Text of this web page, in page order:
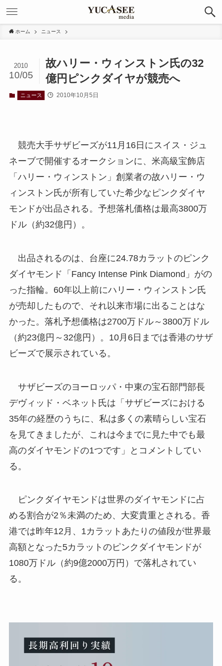
ホーム ニュース
故ハリー・ウィンストン氏の32
億円ピンクダイヤが競売へ
2010
10/05
ニュース 2010年10月5日
競売大手サザビーズが11月16日にスイス・ジュ
ネーブで開催するオークションに、米高級宝飾店
「ハリー・ウィンストン」創業者の故ハリー・ウ
ィンストン氏が所有していた希少なピンクダイヤ
モンドが出品される。予想落札価格は最高3800万
ドル（約32億円）。
出品されるのは、台座に24.78カラットのピンク
ダイヤモンド「Fancy Intense Pink Diamond」がの
った指輪。60年以上前にハリー・ウィンストン氏
が売却したもので、それ以来市場に出ることはな
かった。落札予想価格は2700万ドル～3800万ドル
（約23億円～32億円）。10月6日までは香港のサザ
ビーズで展示されている。
サザビーズのヨーロッパ・中東の宝石部門部長
デヴィッド・ベネット氏は「サザビーズにおける
35年の経歴のうちに、私は多くの素晴らしい宝石
を見てきましたが、これは今までに見た中でも最
高のダイヤモンドの1つです」とコメントしてい
る。
ピンクダイヤモンドは世界のダイヤモンドに占
める割合が2％未満のため、大変貴重とされる。香
港では昨年12月、1カラットあたりの値段が世界最
高額となった5カラットのピンクダイヤモンドが
1080万ドル（約9億2000万円）で落札されてい
る。